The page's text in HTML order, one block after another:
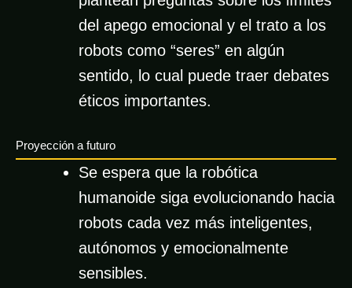
del apego emocional y el trato a los
robots como “seres” en algún
sentido, lo cual puede traer debates
éticos importantes.
Proyección a futuro
Se espera que la robótica
humanoide siga evolucionando hacia
robots cada vez más inteligentes,
autónomos y emocionalmente
sensibles.